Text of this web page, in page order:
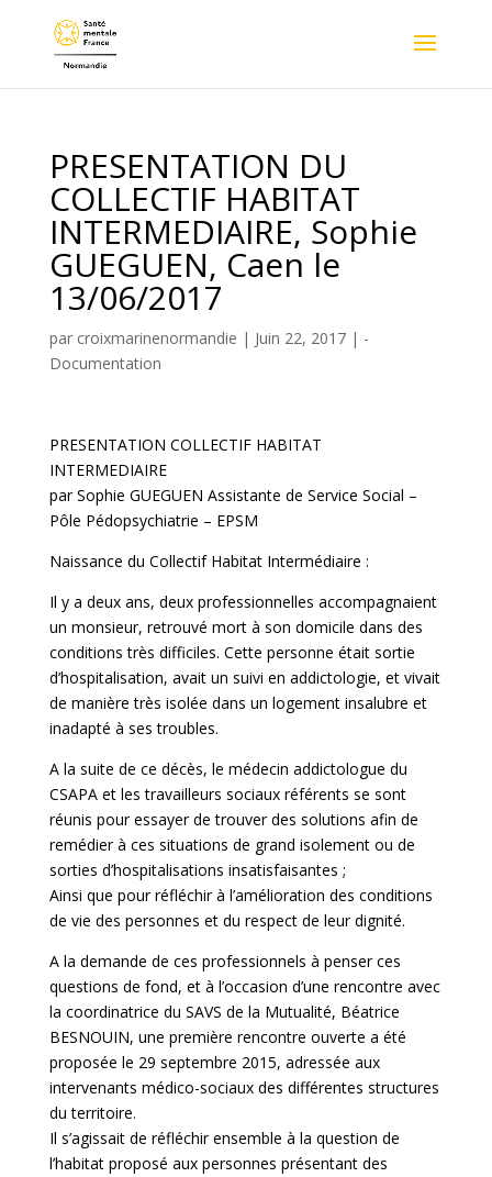
PRESENTATION DU
COLLECTIF HABITAT
INTERMEDIAIRE, Sophie
GUEGUEN, Caen le
13/06/2017
par croixmarinenormandie | Juin 22, 2017| -
Documentation
PRESENTATION COLLECTIF HABITAT
INTERMEDIAIRE
par Sophie GUEGUEN Assistante de Service Social –
Pôle Pédopsychiatrie – EPSM
Naissance du Collectif Habitat Intermédiaire :
Il y a deux ans, deux professionnelles accompagnaient
un monsieur, retrouvé mort à son domicile dans des
conditions très difficiles. Cette personne était sortie
d’hospitalisation, avait un suivi en addictologie, et vivait
de manière très isolée dans un logement insalubre et
inadapté à ses troubles.
A la suite de ce décès, le médecin addictologue du
CSAPA et les travailleurs sociaux référents se sont
réunis pour essayer de trouver des solutions afin de
remédier à ces situations de grand isolement ou de
sorties d’hospitalisations insatisfaisantes ;
Ainsi que pour réfléchir à l’amélioration des conditions
de vie des personnes et du respect de leur dignité.
A la demande de ces professionnels à penser ces
questions de fond, et à l’occasion d’une rencontre avec
la coordinatrice du SAVS de la Mutualité, Béatrice
BESNOUIN, une première rencontre ouverte a été
proposée le 29 septembre 2015, adressée aux
intervenants médico-sociaux des différentes structures
du territoire.
Il s’agissait de réfléchir ensemble à la question de
l’habitat proposé aux personnes présentant des